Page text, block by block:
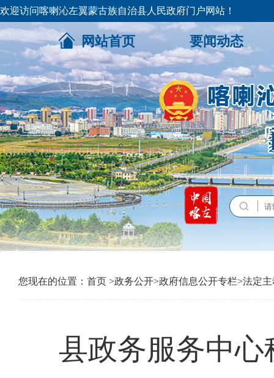
欢迎访问喀喇沁左翼蒙古族自治县人民政府门户网站！
网站首页 要闻动态
您现在的位置： 首页 >政务公开>政府信息公开专栏>法定
县政务服务中